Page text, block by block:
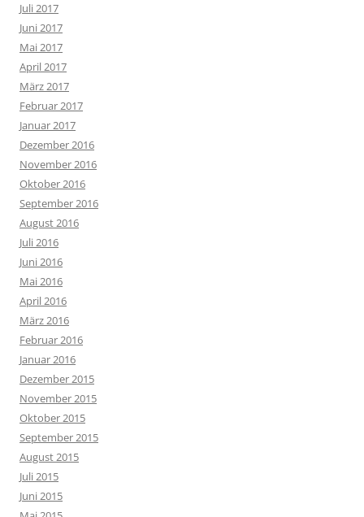
Juli 2017
Juni 2017
Mai 2017
April 2017
März 2017
Februar 2017
Januar 2017
Dezember 2016
November 2016
Oktober 2016
September 2016
August 2016
Juli 2016
Juni 2016
Mai 2016
April 2016
März 2016
Februar 2016
Januar 2016
Dezember 2015
November 2015
Oktober 2015
September 2015
August 2015
Juli 2015
Juni 2015